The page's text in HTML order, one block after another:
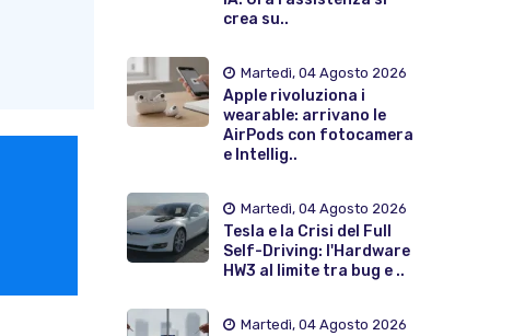
crea su..
Martedì, 04 Agosto 2026
Apple rivoluziona i
wearable: arrivano le
AirPods con fotocamera
e Intellig..
Martedì, 04 Agosto 2026
Tesla e la Crisi del Full
Self-Driving: l'Hardware
HW3 al limite tra bug e ..
Martedì, 04 Agosto 2026